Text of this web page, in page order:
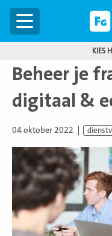
Menu
KIES
Beheer je
digitaal &
04 oktober 2022